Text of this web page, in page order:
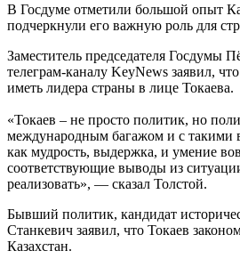
В Госдуме отметили большой опыт
подчеркнули его важную роль для
Заместитель председателя Госдумы
телеграм-каналу KeyNews заявил,
иметь лидера страны в лице Токаева.
«Токаев – не просто политик, но
международным багажом и с такими
как мудрость, выдержка, и умение
соответствующие выводы из
реализовать», — сказал Толстой.
Бывший политик, кандидат
Станкевич заявил, что Токаев
Казахстан.